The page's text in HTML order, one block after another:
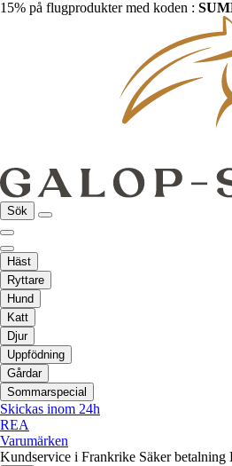
15% på flugprodukter med koden :
Sök
Häst
Ryttare
Hund
Katt
Djur
Uppfödning
Gårdar
Sommarspecial
Skickas inom 24h
REA
Varumärken
Kundservice i Frankrike Säker betalning